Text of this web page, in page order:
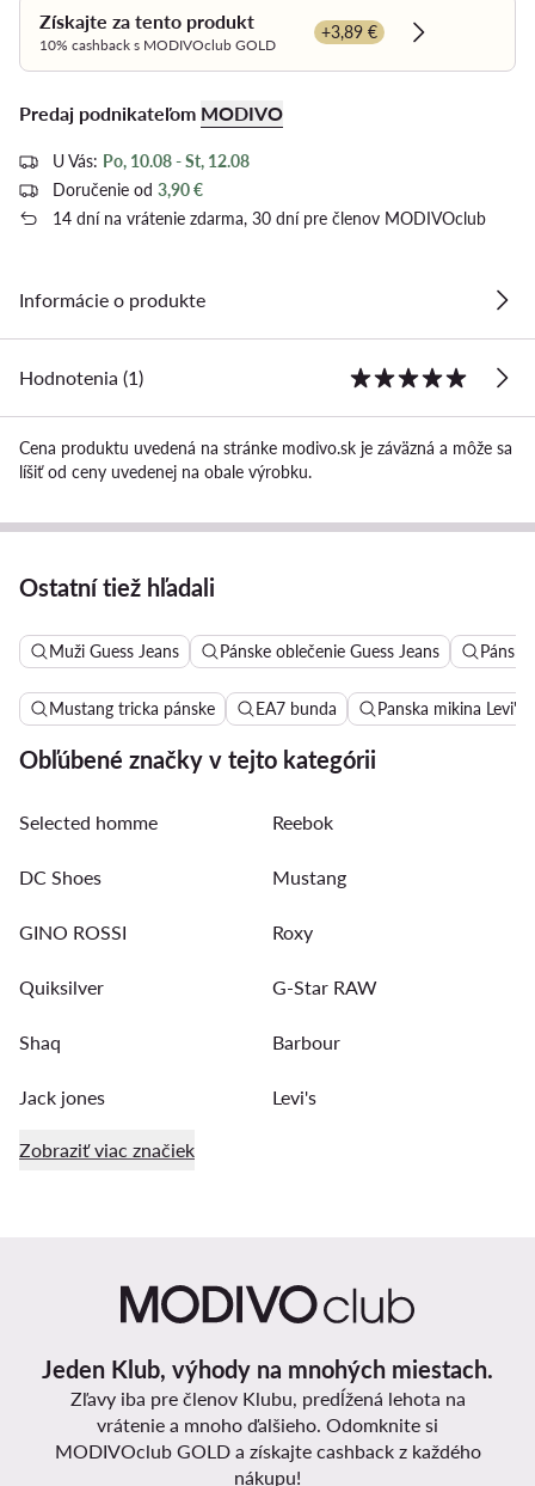
Získajte za tento produkt
10% cashback s MODIVOclub GOLD
+3,89 €
Dowiedz się
Predaj podnikateľom MODIVO
U Vás: Po, 10.08 - St, 12.08
Doručenie od 3,90 €
14 dní na vrátenie zdarma, 30 dní pre členov MODIVOclub
Informácie o produkte
Hodnotenia (1)
Cena produktu uvedená na stránke modivo.sk je záväzná a môže sa
líšiť od ceny uvedenej na obale výrobku.
Ostatní tiež hľadali
Muži Guess Jeans Pánske oblečenie Guess Jeans
Mustang tricka pánske EA7 bunda Panska mikina Levi's
Obľúbené značky v tejto kategórii
Selected homme Reebok
DC Shoes Mustang
GINO ROSSI Roxy
Quiksilver G-Star RAW
Shaq Barbour
Jack jones Levi's
Zobraziť viac značiek
Jeden Klub, výhody na mnohých miestach.
Zľavy iba pre členov Klubu, predĺžená lehota na
vrátenie a mnoho ďalšieho. Odomknite si
MODIVOclub GOLD a získajte cashback z každého
nákupu!